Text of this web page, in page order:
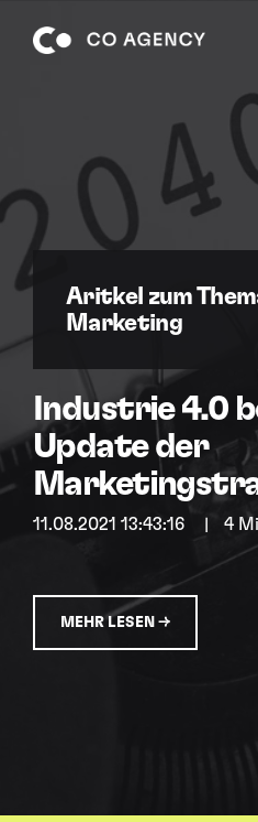
Aritkel zum
Marketing
Industrie 4.0
Update der
11.08.2021 13:43:16 4
MEHR LESEN →